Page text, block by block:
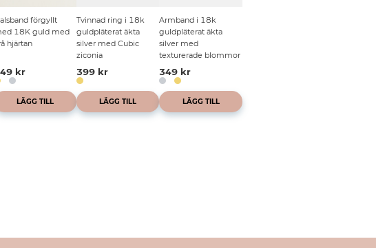
förgyllt
18K guld med
hjärtan
kr
LÄGG TILL
Tvinnad ring i 18k
guldpläterat äkta
silver med Cubic
ziconia
399 kr
LÄGG TILL
Armband i 18k
guldpläterat äkta
silver med
texturerade blommor
349 kr
LÄGG TILL